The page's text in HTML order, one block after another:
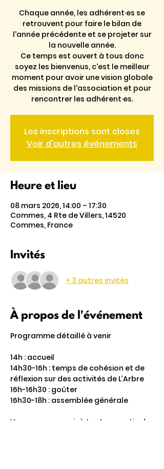
Chaque année, les adhérent·es se
retrouvent pour faire le bilan de
l'année précédente et se projeter sur
la nouvelle année.
Ce temps est ouvert à tous donc
soyez les bienvenus, c'est le meilleur
moment pour avoir une vision globale
des missions de l'association et pour
rencontrer les adhérent·es.
Les inscriptions sont closes
Voir d'autres événements
Heure et lieu
08 mars 2026, 14:00 – 17:30
Commes, 4 Rte de Villers, 14520
Commes, France
Invités
+ 3 autres invités
À propos de l'événement
Programme détaillé à venir
14h : accueil
14h30-16h : temps de cohésion et de
réflexion sur des activités de L’Arbre
16h-16h30 : goûter
16h30-18h : assemblée générale
Vous pouvez venir à tout ou partie de